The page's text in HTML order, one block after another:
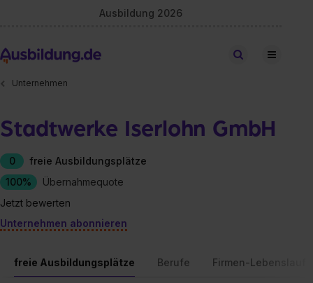
Ausbildung 2026
Stellen finden
Unternehmen
Stadtwerke Iserlohn GmbH
0
freie Ausbildungsplätze
100%
Übernahmequote
Jetzt bewerten
Unternehmen abonnieren
freie Ausbildungsplätze Berufe Firmen-Lebenslauf